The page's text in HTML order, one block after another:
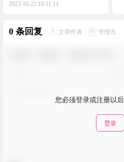
2023-10-22 10:51:14
0 条回复 A 文章作者 M 管理员
您必须登录或注册以
登录